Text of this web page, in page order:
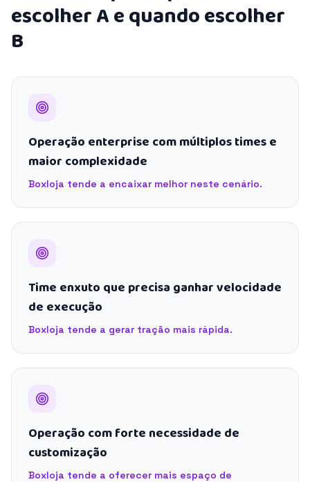
escolher A e quando escolher
B
Operação enterprise com múltiplos times e
maior complexidade
Boxloja tende a encaixar melhor neste cenário.
Time enxuto que precisa ganhar velocidade
de execução
Boxloja tende a gerar tração mais rápida.
Operação com forte necessidade de
customização
Boxloja tende a oferecer mais espaço de